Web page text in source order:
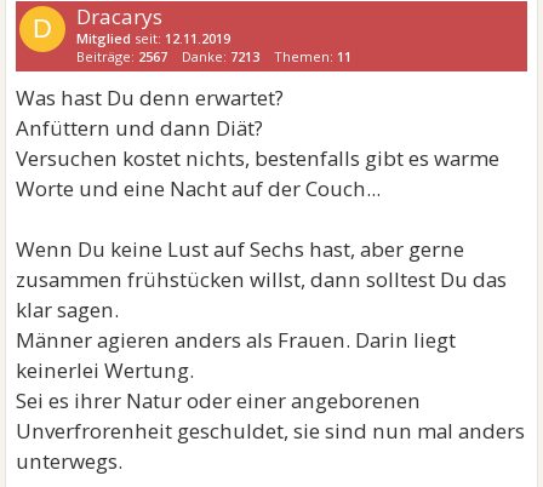
D Dracarys
Mitglied seit: 12.11.2019
Beiträge: 2567 Danke: 7213 Themen: 11
Was hast Du denn erwartet?
Anfüttern und dann Diät?
Versuchen kostet nichts, bestenfalls gibt es warme
Worte und eine Nacht auf der Couch...
Wenn Du keine Lust auf Sechs hast, aber gerne
zusammen frühstücken willst, dann solltest Du das
klar sagen.
Männer agieren anders als Frauen. Darin liegt
keinerlei Wertung.
Sei es ihrer Natur oder einer angeborenen
Unverfrorenheit geschuldet, sie sind nun mal anders
unterwegs.